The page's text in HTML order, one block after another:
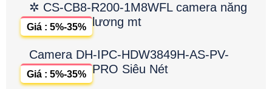
✲ CS-CB8-R200-1M8WFL camera năng
lương mt
Giá : 5%-35%
Camera DH-IPC-HDW3849H-AS-PV-
PRO Siêu Nét
Giá : 5%-35%